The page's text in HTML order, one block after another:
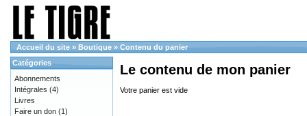
Accueil du site » Boutique » Contenu du panier
Le contenu de mon panier
Votre panier est vide
Catégories
Abonnements
Intégrales (4)
Livres
Faire un don (1)